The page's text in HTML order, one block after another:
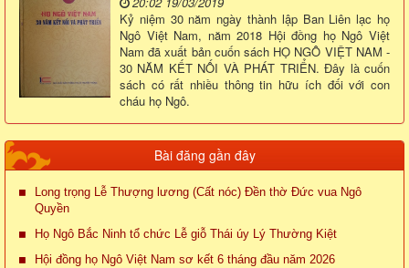
Kỷ niệm 30 năm ngày thành lập Ban Liên lạc họ
Ngô Việt Nam, năm 2018 Hội đồng họ Ngô Việt
Nam đã xuất bản cuốn sách HỌ NGÔ VIỆT NAM -
30 NĂM KẾT NỐI VÀ PHÁT TRIỂN. Đây là cuốn
sách có rất nhiều thông tin hữu ích đối với con
cháu họ Ngô.
Bài đăng gần đây
Long trọng Lễ Thượng lương (Cất nóc) Đền thờ Đức vua Ngô
Quyền
Họ Ngô Bắc Ninh tổ chức Lễ giỗ Thái úy Lý Thường Kiệt
Hội đồng họ Ngô Việt Nam sơ kết 6 tháng đầu năm 2026